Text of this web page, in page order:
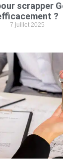
scrapper
?
7 juillet 2025